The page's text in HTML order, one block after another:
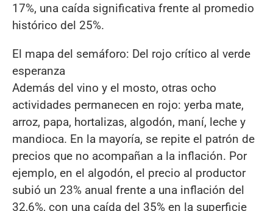
17%, una caída significativa frente al promedio
histórico del 25%.
El mapa del semáforo: Del rojo crítico al verde
esperanza
Además del vino y el mosto, otras ocho
actividades permanecen en rojo: yerba mate,
arroz, papa, hortalizas, algodón, maní, leche y
mandioca. En la mayoría, se repite el patrón de
precios que no acompañan a la inflación. Por
ejemplo, en el algodón, el precio al productor
subió un 23% anual frente a una inflación del
32,6%, con una caída del 35% en la superficie